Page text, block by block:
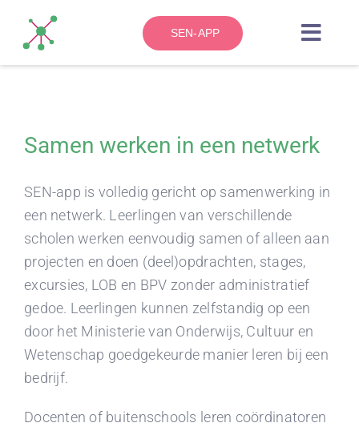
OVER
ZO WERKT HET
BLOG
CONTACT
KENNISBANK
SEN-APP
Samen werken in een netwerk
SEN-app is volledig gericht op samenwerking in
een netwerk. Leerlingen van verschillende
scholen werken eenvoudig samen of alleen aan
projecten en doen (deel)opdrachten, stages,
excursies, LOB en BPV zonder administratief
gedoe. Leerlingen kunnen zelfstandig op een
door het Ministerie van Onderwijs, Cultuur en
Wetenschap goedgekeurde manier leren bij een
bedrijf.
Docenten of buitenschools leren coördinatoren